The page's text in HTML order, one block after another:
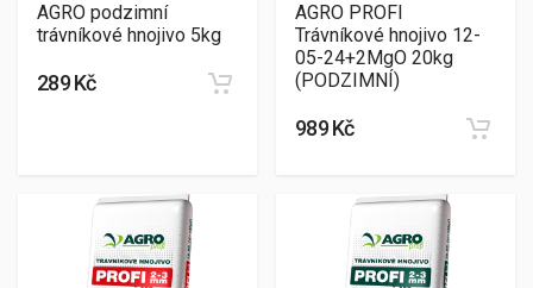
AGRO podzimní
trávníkové hnojivo 5kg
289 Kč
AGRO PROFI
Trávníkové hnojivo 12-
05-24+2MgO 20kg
(PODZIMNÍ)
989 Kč